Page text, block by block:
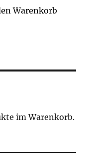
Warenkorb
im Warenkorb.